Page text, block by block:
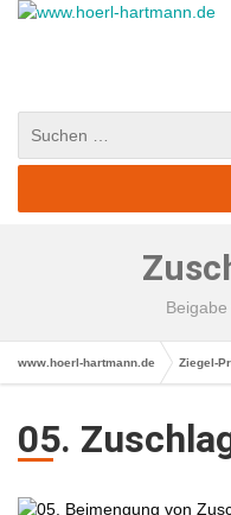
www.hoerl-hartmann.de Ziegel-
05.